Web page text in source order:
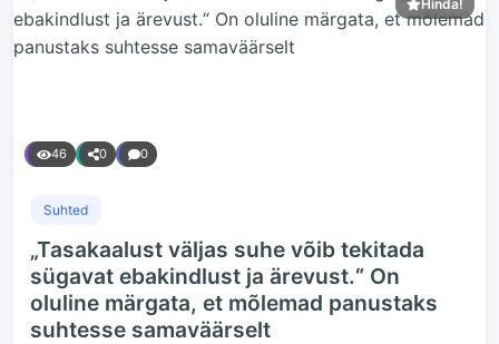
Hinda!
46 0 0
Suhted
„Tasakaalust väljas suhe võib tekitada
sügavat ebakindlust ja ärevust.“ On
oluline märgata, et mõlemad panustaks
suhtesse samaväärselt